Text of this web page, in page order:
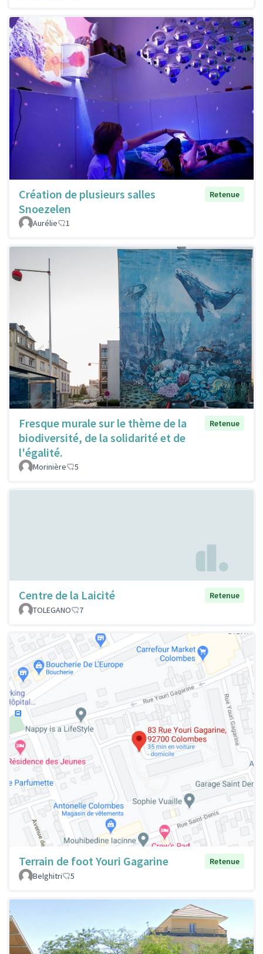
Création de plusieurs salles
Snoezelen
Retenue
Aurélie 1
Fresque murale sur le thème de la
biodiversité, de la solidarité et de
l'égalité.
Retenue
Morinière 5
Centre de la Laicité
Retenue
TOLEGANO
7
Terrain de foot Youri Gagarine
Retenue
Belghitri
5